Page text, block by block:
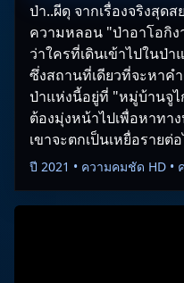
ป่า..ผีดุ จากเรื่องจริงสุด
ความหลอน "ป่าอาโอกิ
ว่าใครที่เดินเข้าไปในป่
ซึ่งสถานที่เดียวที่จะหาค
ป่าแห่งนี้อยู่ที่ "หมู่บ้านจู
ต้องมุ่งหน้าไปเพื่อหาทา
เขาจะตกเป็นเหยื่อรายต่
ปี 2021 • ความคมชัด HD •